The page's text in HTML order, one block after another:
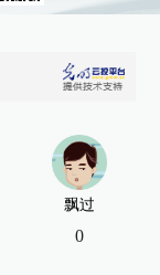
飘过
0